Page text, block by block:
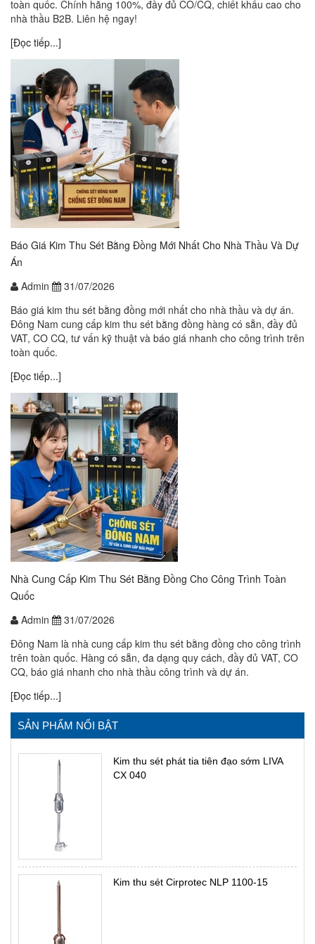
toàn quốc. Chính hãng 100%, đầy đủ CO/CQ, chiết khấu cao cho
nhà thầu B2B. Liên hệ ngay!
[Đọc tiếp...]
Báo Giá Kim Thu Sét Bằng Đồng Mới Nhất Cho Nhà Thầu Và Dự
Án
Admin
31/07/2026
Báo giá kim thu sét bằng đồng mới nhất cho nhà thầu và dự án.
Đông Nam cung cấp kim thu sét bằng đồng hàng có sẵn, đầy đủ
VAT, CO CQ, tư vấn kỹ thuật và báo giá nhanh cho công trình trên
toàn quốc.
[Đọc tiếp...]
Nhà Cung Cấp Kim Thu Sét Bằng Đồng Cho Công Trình Toàn
Quốc
Admin
31/07/2026
Đông Nam là nhà cung cấp kim thu sét bằng đồng cho công trình
trên toàn quốc. Hàng có sẵn, đa dạng quy cách, đầy đủ VAT, CO
CQ, báo giá nhanh cho nhà thầu công trình và dự án.
[Đọc tiếp...]
SẢN PHẨM NỔI BẬT
Kim thu sét phát tia tiên đạo sớm LIVA
CX 040
Kim thu sét Cirprotec NLP 1100-15